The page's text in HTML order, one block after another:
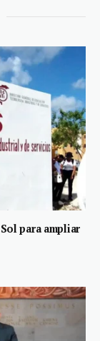
para ampliar